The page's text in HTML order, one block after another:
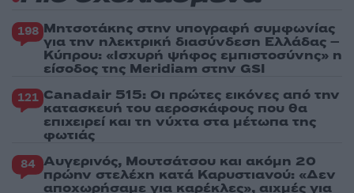
198 Μητσοτάκης στην υπογραφή συμφωνίας
για την ηλεκτρική διασύνδεση Ελλάδας –
Κύπρου: «Ισχυρή ψήφος εμπιστοσύνης» η
είσοδος της Meridiam στην GSI
121 Canadair 515: Οι πρώτες εικόνες από την
κατασκευή του αεροσκάφους που θα
επιχειρεί και τη νύχτα στα μέτωπα της
φωτιάς
84 Αυγερινός, Μουτσάτσου και ακόμη 20
πρώην στελέχη κατά Καρυστιανού: «Δεν
αποχωρήσαμε για καρέκλες», αιχμές για